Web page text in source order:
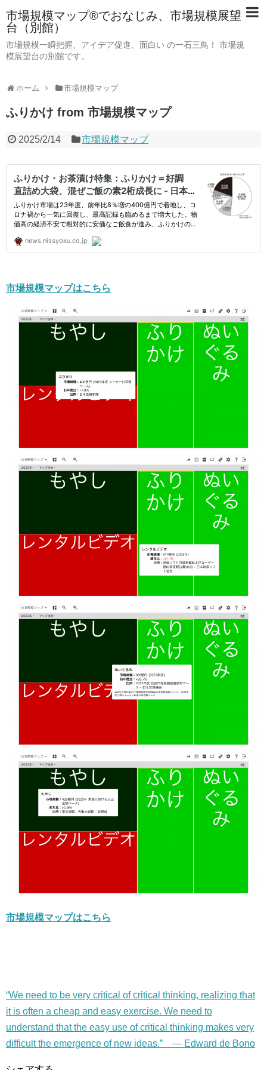
市場規模マップ®でおなじみ、市場規模展望
台（別館）
市場規模一瞬把握、アイデア促進、面白い の一石三鳥！ 市場規
模展望台の別館です。
ホーム 市場規模マップ
ふりかけ from 市場規模マップ
2025/2/14 市場規模マップ
市場規模マップはこちら
市場規模マップはこちら
“We need to be very critical of critical thinking, realizing that
it is often a cheap and easy exercise. We need to
understand that the easy use of critical thinking makes very
difficult the emergence of new ideas.” — Edward de Bono